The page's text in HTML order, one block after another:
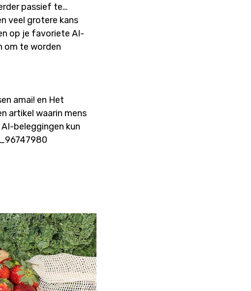
passief te
veel grotere kans
op je favoriete AI-
om te worden
amai! en Het
artikel waarin mens
beleggingen kun